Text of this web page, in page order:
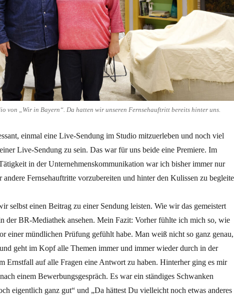
von „Wir in Bayern“. Da hatten wir unseren Fernsehauftritt bereits hinter uns.
einmal eine Live-Sendung im Studio mitzuerleben und noch viel
Live-Sendung zu sein. Das war für uns beide eine Premiere. Im
in der Unternehmenskommunikation war ich bisher immer nur
andere Fernsehauftritte vorzubereiten und hinter den Kulissen zu
selbst einen Beitrag zu einer Sendung leisten. Wie wir das gemeistert
der BR-Mediathek ansehen. Mein Fazit: Vorher fühlte ich mich so, wie
einer mündlichen Prüfung gefühlt habe. Man weiß nicht so ganz genau,
geht im Kopf alle Themen immer und immer wieder durch in der
Ernstfall auf alle Fragen eine Antwort zu haben. Hinterher ging es mir
einem Bewerbungsgespräch. Es war ein ständiges Schwanken
eigentlich ganz gut“ und „Da hättest Du vielleicht noch etwas anderes